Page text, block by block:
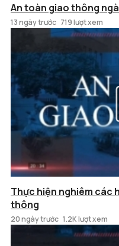
An toàn giao thông
13 ngày trước 719 lượt xem
Thực hiện nghiêm các
thông
20 ngày trước 1.2K lượt xem